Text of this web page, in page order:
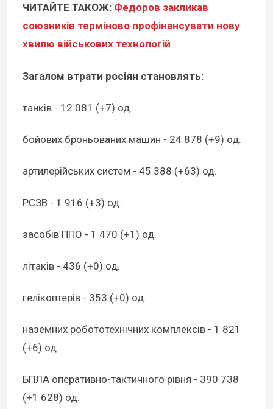
ЧИТАЙТЕ ТАКОЖ: Федоров закликав
союзників терміново профінансувати нову
хвилю військових технологій
Загалом втрати росіян становлять:
танків - 12 081 (+7) од.
бойових броньованих машин - 24 878 (+9) од.
артилерійських систем - 45 388 (+63) од.
РСЗВ - 1 916 (+3) од.
засобів ППО - 1 470 (+1) од.
літаків - 436 (+0) од.
гелікоптерів - 353 (+0) од.
наземних робототехнічних комплексів - 1 821
(+6) од.
БПЛА оперативно-тактичного рівня - 390 738
(+1 628) од.